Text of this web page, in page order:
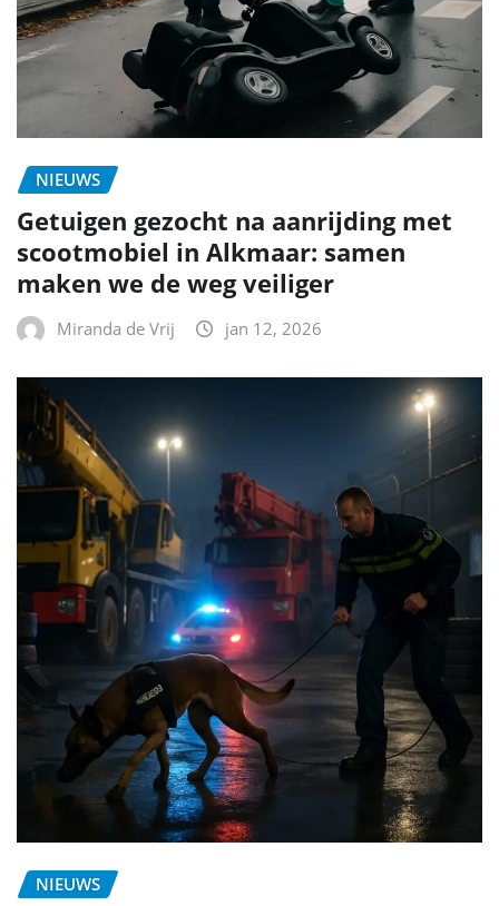
NIEUWS
Getuigen gezocht na aanrijding met
scootmobiel in Alkmaar: samen
maken we de weg veiliger
Miranda de Vrij jan 12, 2026
NIEUWS